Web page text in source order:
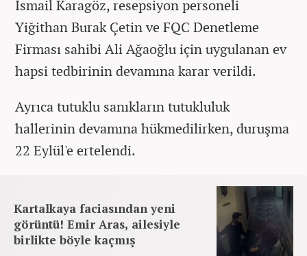
İsmail Karagöz, resepsiyon personeli
Yiğithan Burak Çetin ve FQC Denetleme
Firması sahibi Ali Ağaoğlu için uygulanan ev
hapsi tedbirinin devamına karar verildi.
Ayrıca tutuklu sanıkların tutukluluk
hallerinin devamına hükmedilirken, duruşma
22 Eylül'e ertelendi.
Kartalkaya faciasından yeni
görüntü! Emir Aras, ailesiyle
birlikte böyle kaçmış